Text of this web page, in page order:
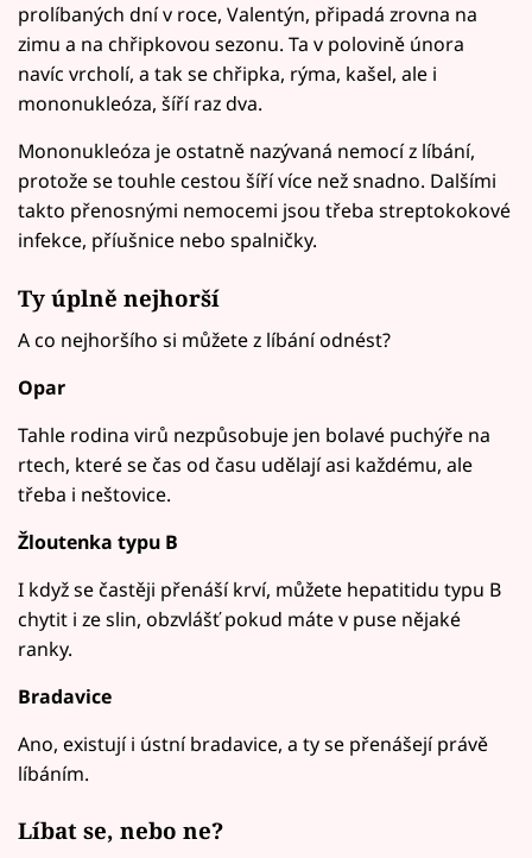
prolíbaných dní v roce, Valentýn, připadá zrovna na
zimu a na chřipkovou sezonu. Ta v polovině února
navíc vrcholí, a tak se chřipka, rýma, kašel, ale i
mononukleóza, šíří raz dva.
Mononukleóza je ostatně nazývaná nemocí z líbání,
protože se touhle cestou šíří více než snadno. Dalšími
takto přenosnými nemocemi jsou třeba streptokokové
infekce, příušnice nebo spalničky.
Ty úplně nejhorší
A co nejhoršího si můžete z líbání odnést?
Opar
Tahle rodina virů nezpůsobuje jen bolavé puchýře na
rtech, které se čas od času udělají asi každému, ale
třeba i neštovice.
Žloutenka typu B
I když se častěji přenáší krví, můžete hepatitidu typu B
chytit i ze slin, obzvlášť pokud máte v puse nějaké
ranky.
Bradavice
Ano, existují i ústní bradavice, a ty se přenášejí právě
líbáním.
Líbat se, nebo ne?